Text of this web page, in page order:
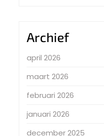
Archief
april 2026
maart 2026
februari 2026
januari 2026
december 2025